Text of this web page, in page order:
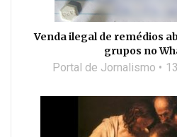
Venda ilegal de remédios
grupos no
Portal de Jornalismo